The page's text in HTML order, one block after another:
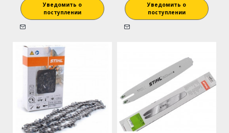
Уведомить о
поступлении
Уведомить о
поступлении